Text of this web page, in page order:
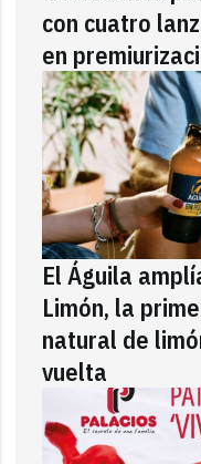
con cuatro
en
El Águila
Limón, la
natural de
vuelta